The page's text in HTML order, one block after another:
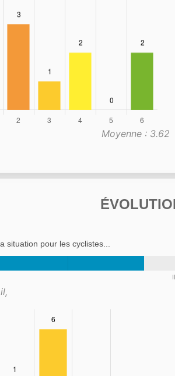
Moyenne : 3.62
situation pour les cyclistes...